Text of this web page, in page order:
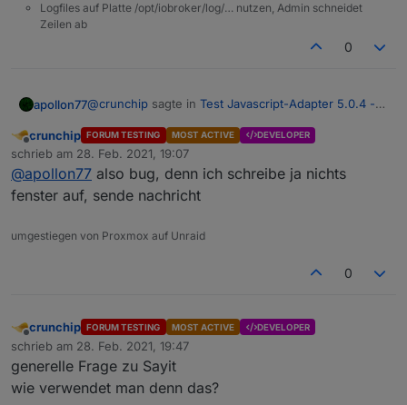
Logfiles auf Platte /opt/iobroker/log/… nutzen, Admin schneidet
Zeilen ab
0
apollon77@crunchip sagte in Test Javascript-Adapter 5.0.4 -
Ist doch üblich via device zu triggern was nicht
beschreibbar ist.
Also lesend ja ... an sich sollte die meldung nur
kommen wenn man in ein read-only Feld SCHREIBT
Offline
crunchip FORUM TESTING MOST ACTIVE DEVELOPER
schrieb am 28. Feb. 2021, 19:07
zuletzt editiert von
@apollon77 also bug, denn ich schreibe ja nichts
fenster auf, sende nachricht
umgestiegen von Proxmox auf Unraid
0
Offline
crunchip FORUM TESTING MOST ACTIVE DEVELOPER
schrieb am 28. Feb. 2021, 19:47
zuletzt editiert von
generelle Frage zu Sayit
wie verwendet man denn das?